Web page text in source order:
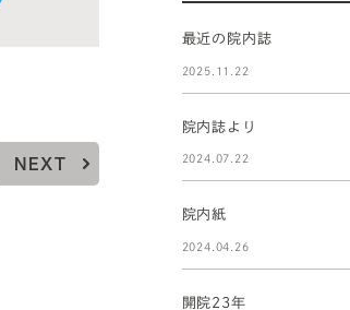
NEXT
最近の院内誌
2025.11.22
院内誌より
2024.07.22
院内紙
2024.04.26
開院23年